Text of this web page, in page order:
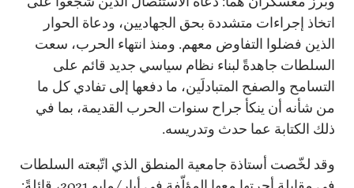
اتخاذ إجراءات متشددة بحق الجهاديين، ودعاة الحوار
الذين فضلوا التفاوض معهم. ومنذ انتهاء الحرب، سعت
السلطات جاهدةً لبناء نظام سياسي جديد قائم على
التسامح والصفح المتبادلَين، ما دفعها إلى تفادي كل ما
من شأنه أن ينكأ جراح سنوات الحرب القديمة، بما في
ذلك الكتابة عما حدث وتدريسه.
وقد لخّصت أستاذة جامعية المنطق الذي اتّبعته السلطات